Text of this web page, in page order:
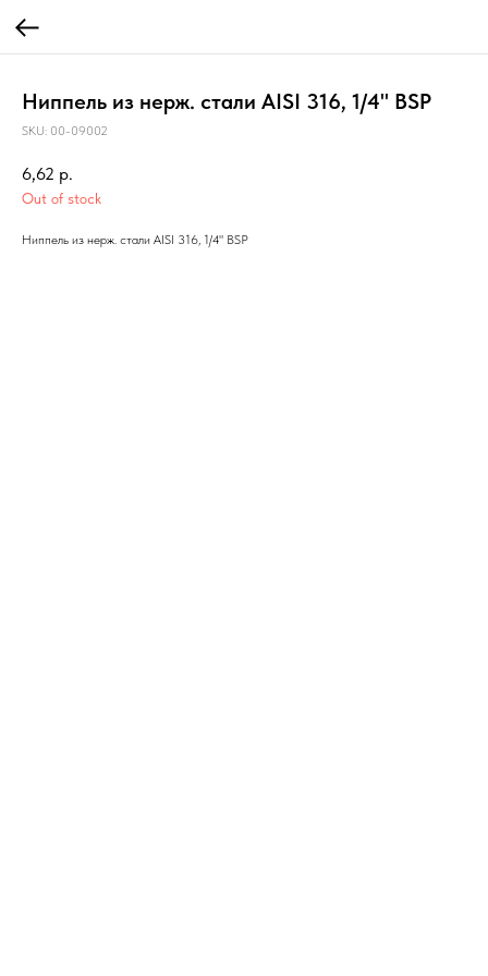
Ниппель из нерж. стали AISI 316, 1/4" BSP
SKU: 00-09002
6,62 р.
Out of stock
Ниппель из нерж. стали AISI 316, 1/4" BSP